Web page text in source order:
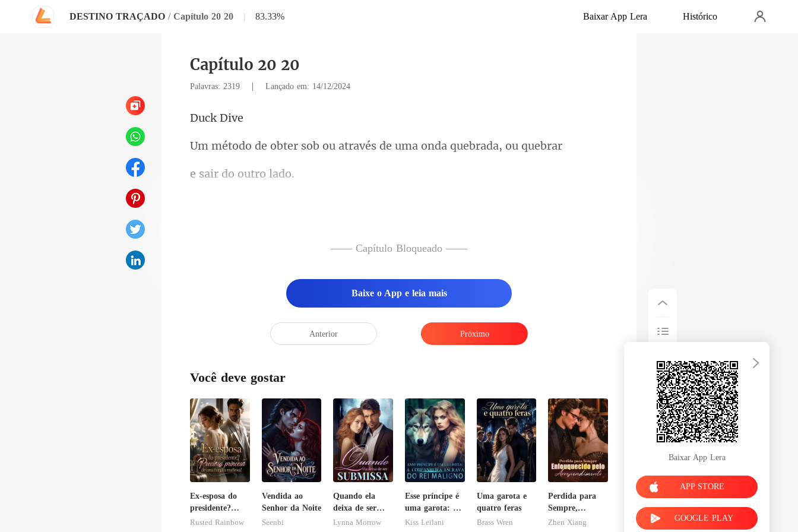
DESTINO TRAÇADO / Capítulo 20 20 | 83.33% Baixar App Lera Histórico
Capítulo 20 20
Palavras: 2319 | Lançado em: 14/12/2024
k D
ou através de uma ond
do outr
—— Capítulo Bloqueado ——
Baixe o App e leia mais
Anterior Próximo
Você deve gostar
Ex-esposa do
presidente?
Preciosa
Rusted Rainbow
Vendida ao
Senhor da Noite
Seenbi
Quando ela
deixa de ser
submissa
Lynna Morrow
Esse príncipe é
uma garota: A
companheira
Kiss Leilani
Uma garota e
quatro feras
Brass Wren
Perdida para
Sempre,
Enlouquecido
Zhen Xiang
Baixar App Lera
APP STORE
GOOGLE PLAY